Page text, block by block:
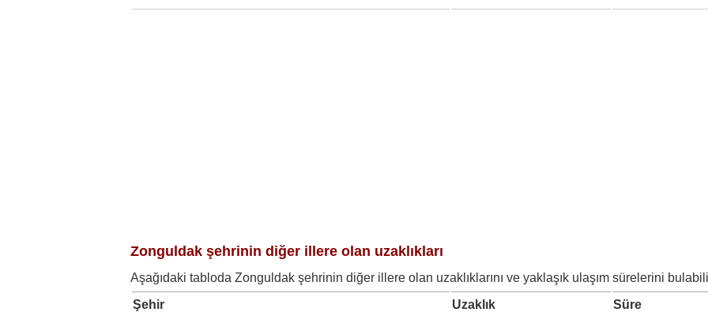
Zonguldak şehrinin diğer illere olan uzaklıkları
Aşağıdaki tabloda Zonguldak şehrinin diğer illere olan uzaklıklarını ve yaklaşık ulaşım sürelerini
Şehir
Uzaklık
Süre